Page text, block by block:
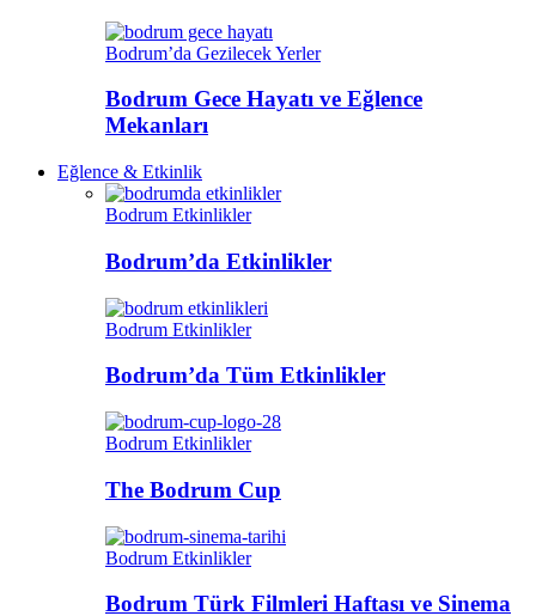
Bodrum’da Gezilecek Yerler
Bodrum Gece Hayatı ve Eğlence
Mekanları
Eğlence & Etkinlik
Bodrum Etkinlikler
Bodrum’da Etkinlikler
Bodrum Etkinlikler
Bodrum’da Tüm Etkinlikler
Bodrum Etkinlikler
The Bodrum Cup
Bodrum Etkinlikler
Bodrum Türk Filmleri Haftası ve Sinema